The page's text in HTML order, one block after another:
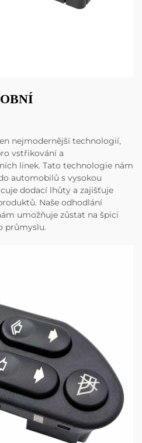
nejmodernější technologií,
vstřikování a
linek. Tato technologie nám
automobilů s vysokou
dodací lhůty a zajišťuje
Naše odhodlání
umožňuje zůstat na špici
průmyslu.